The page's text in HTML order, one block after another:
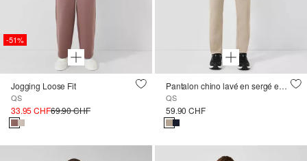
-51%
Jogging Loose Fit
QS
33.95 CHF69.90 CHF
Pantalon chino lavé en sergé extensible
QS
59.90 CHF